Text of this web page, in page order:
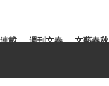
連載 週刊文春 文藝春秋